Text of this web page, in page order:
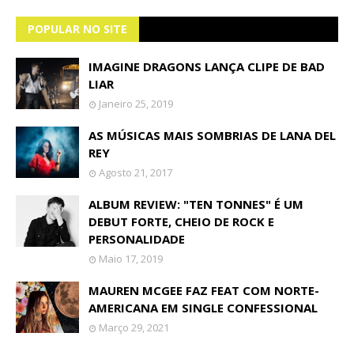
POPULAR NO SITE
IMAGINE DRAGONS LANÇA CLIPE DE BAD
LIAR
Janeiro 25, 2019
AS MÚSICAS MAIS SOMBRIAS DE LANA DEL
REY
Agosto 21, 2017
ALBUM REVIEW: "TEN TONNES" É UM
DEBUT FORTE, CHEIO DE ROCK E
PERSONALIDADE
Maio 17, 2019
MAUREN MCGEE FAZ FEAT COM NORTE-
AMERICANA EM SINGLE CONFESSIONAL
Março 29, 2021